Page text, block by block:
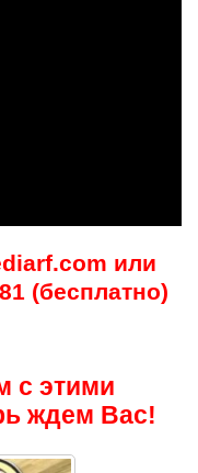
или
(бесплатно)
с этими
ждем Вас!